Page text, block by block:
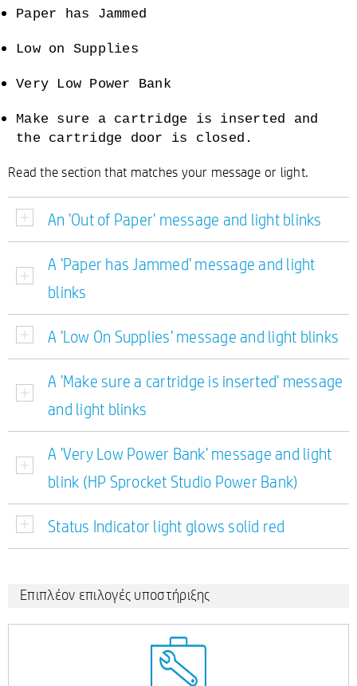
Paper has Jammed
Low on Supplies
Very Low Power Bank
Make sure a cartridge is inserted and
the cartridge door is closed.
Read the section that matches your message or light.
An 'Out of Paper' message and light blinks
A 'Paper has Jammed' message and light
blinks
A 'Low On Supplies' message and light blinks
A 'Make sure a cartridge is inserted' message
and light blinks
A 'Very Low Power Bank' message and light
blink (HP Sprocket Studio Power Bank)
Status Indicator light glows solid red
Επιπλέον επιλογές υποστήριξης